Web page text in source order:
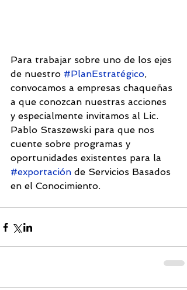
Para trabajar sobre uno de los ejes
de nuestro #PlanEstratégico,
convocamos a empresas chaqueñas
a que conozcan nuestras acciones
y especialmente invitamos al Lic.
Pablo Staszewski para que nos
cuente sobre programas y
oportunidades existentes para la
#exportación de Servicios Basados
en el Conocimiento.